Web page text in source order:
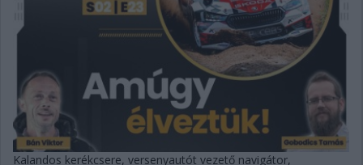
Kalandos kerékcsere, versenyautót vezető navigátor,